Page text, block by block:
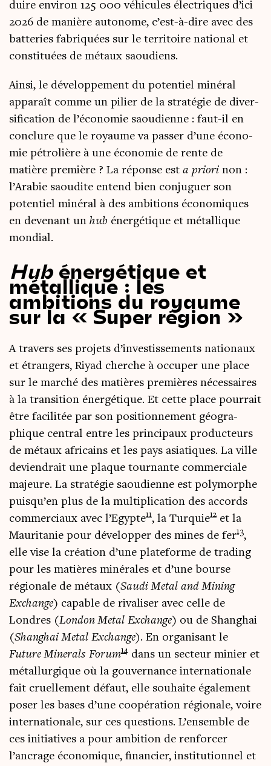
duire envi­ron 125 000 véhi­cules élec­triques d’ici
2026 de manière auto­nome, c’est-à-dire avec des
bat­te­ries fabri­quées sur le ter­ri­toire natio­nal et
consti­tuées de métaux saoudiens.
Ain­si, le déve­lop­pe­ment du poten­tiel miné­ral
appa­raît comme un pilier de la stra­té­gie de diver­
si­fi­ca­tion de l’économie saou­dienne : faut-il en
conclure que le royaume va pas­ser d’une éco­no­
mie pétro­lière à une éco­no­mie de rente de
matière pre­mière ? La réponse est a prio­ri non :
l’Arabie saou­dite entend bien conju­guer son
poten­tiel miné­ral à des ambi­tions éco­no­miques
en deve­nant un hub éner­gé­tique et métal­lique
mondial.
Hubénergétique et
métallique : les
ambitions du royaume
sur la « Super région »
A tra­vers ses pro­jets d’investissements natio­naux
et étran­gers, Riyad cherche à occu­per une place
sur le mar­ché des matières pre­mières néces­saires
à la tran­si­tion éner­gé­tique. Et cette place pour­rait
être faci­li­tée par son posi­tion­ne­ment géo­gra­
phique cen­tral entre les prin­ci­paux pro­duc­teurs
de métaux afri­cains et les pays asia­tiques. La ville
devien­drait une plaque tour­nante com­mer­ciale
majeure. La stra­té­gie saou­dienne est poly­morphe
puisqu’en plus de la mul­ti­pli­ca­tion des accords
com­mer­ciaux avec l’Egypte11, la Tur­quie12 et la
Mau­ri­ta­nie pour déve­lop­per des mines de fer13,
elle vise la créa­tion d’une pla­te­forme de tra­ding
pour les matières miné­rales et d’une bourse
régio­nale de métaux (Sau­di Metal and Mining
Exchange) capable de riva­li­ser avec celle de
Londres (Lon­don Metal Exchange) ou de Shan­ghai
(Shan­ghai Metal Exchange). En orga­ni­sant le
Future Mine­rals Forum14 dans un sec­teur minier et
métal­lur­gique où la gou­ver­nance inter­na­tio­nale
fait cruel­le­ment défaut, elle sou­haite éga­le­ment
poser les bases d’une coopé­ra­tion régio­nale, voire
inter­na­tio­nale, sur ces ques­tions. L’ensemble de
ces ini­tia­tives a pour ambi­tion de ren­for­cer
l’ancrage éco­no­mique, finan­cier, ins­ti­tu­tion­nel et